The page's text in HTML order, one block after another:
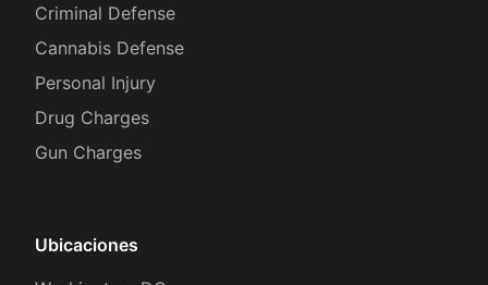
Criminal Defense
Cannabis Defense
Personal Injury
Drug Charges
Gun Charges
Ubicaciones